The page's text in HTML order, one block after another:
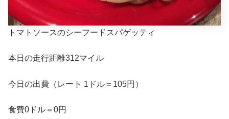
トマトソースのシーフードスパゲッティ
本日の走行距離312マイル
今日の出費（レート 1ドル＝105円）
食費0ドル＝0円